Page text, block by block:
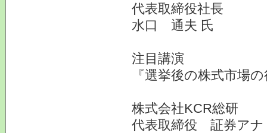
代表取締役社長
水口 通夫 氏
注目講演
『選挙後の株式市場
株式会社KCR総研
代表取締役 証券ア